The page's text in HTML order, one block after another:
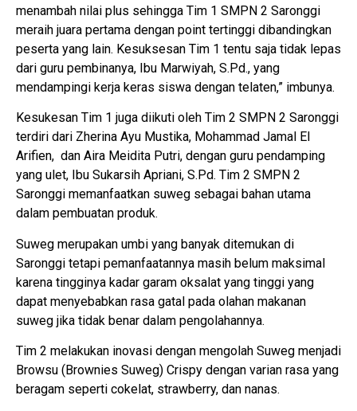
menambah nilai plus sehingga Tim 1 SMPN 2 Saronggi
meraih juara pertama dengan point tertinggi dibandingkan
peserta yang lain. Kesuksesan Tim 1 tentu saja tidak lepas
dari guru pembinanya, Ibu Marwiyah, S.Pd., yang
mendampingi kerja keras siswa dengan telaten,” imbunya.
Kesukesan Tim 1 juga diikuti oleh Tim 2 SMPN 2 Saronggi
terdiri dari Zherina Ayu Mustika, Mohammad Jamal El
Arifien, dan Aira Meidita Putri, dengan guru pendamping
yang ulet, Ibu Sukarsih Apriani, S.Pd. Tim 2 SMPN 2
Saronggi memanfaatkan suweg sebagai bahan utama
dalam pembuatan produk.
Suweg merupakan umbi yang banyak ditemukan di
Saronggi tetapi pemanfaatannya masih belum maksimal
karena tingginya kadar garam oksalat yang tinggi yang
dapat menyebabkan rasa gatal pada olahan makanan
suweg jika tidak benar dalam pengolahannya.
Tim 2 melakukan inovasi dengan mengolah Suweg menjadi
Browsu (Brownies Suweg) Crispy dengan varian rasa yang
beragam seperti cokelat, strawberry, dan nanas.